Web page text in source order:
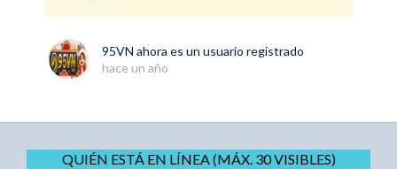
95VN ahora es un usuario registrado
hace un año
QUIÉN ESTÁ EN LÍNEA (MÁX. 30 VISIBLES)